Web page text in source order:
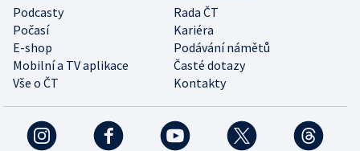
Podcasty
Rada ČT
Počasí
Kariéra
E-shop
Podávání námětů
Mobilní a TV aplikace
Časté dotazy
Vše o ČT
Kontakty